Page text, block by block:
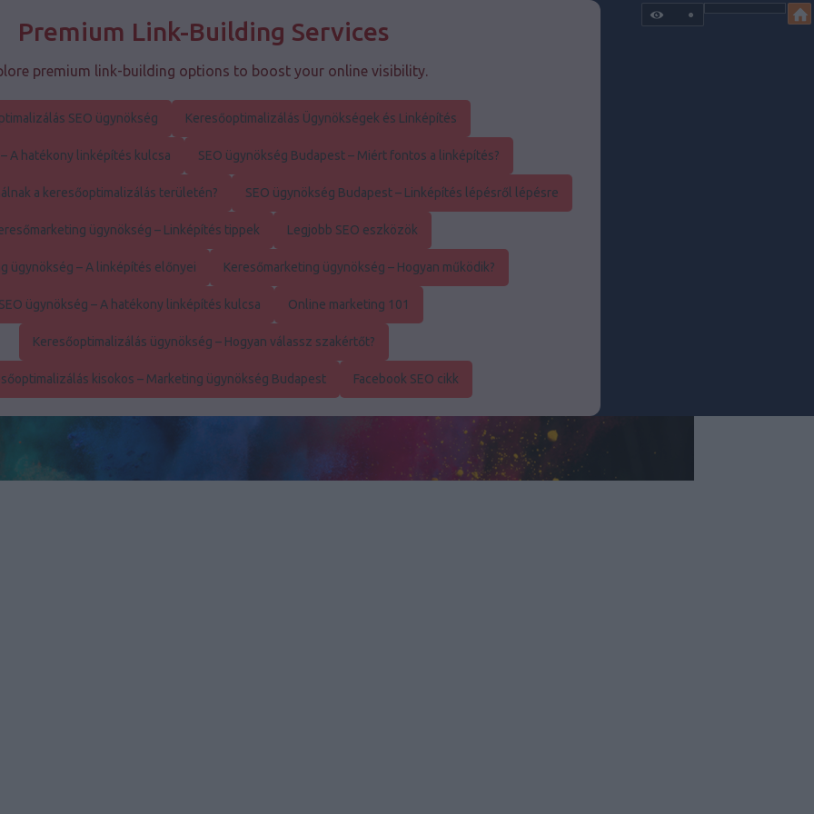
Premium Link-Building Services
premium link-building options to boost your online visibility.
SEO ügynökség Keresőoptimalizálás Ügynökségek és Linképítés
A hatékony linképítés kulcsa SEO ügynökség Budapest – Miért fontos a linképítés?
a keresőoptimalizálás területén? SEO ügynökség Budapest – Linképítés lépésről lépésre
ügynökség – Linképítés tippek Legjobb SEO eszközök
ügynökség – A linképítés előnyei Keresőmarketing ügynökség – Hogyan működik?
ügynökség – A hatékony linképítés kulcsa Online marketing 101
Keresőoptimalizálás ügynökség – Hogyan válassz szakértőt?
kisokos – Marketing ügynökség Budapest Facebook SEO cikk